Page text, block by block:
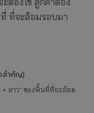
ที่จะล้อมรอบมา
สำคัญ)
ยาว” ของพื้นที่ที่จะล้อม